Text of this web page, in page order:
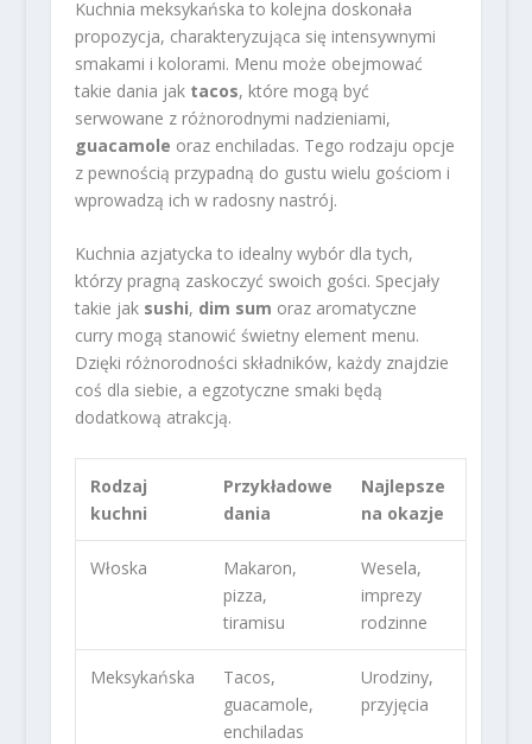
Kuchnia meksykańska to kolejna doskonała
propozycja, charakteryzująca się intensywnymi
smakami i kolorami. Menu może obejmować
takie dania jak tacos, które mogą być
serwowane z różnorodnymi nadzieniami,
guacamole oraz enchiladas. Tego rodzaju opcje
z pewnością przypadną do gustu wielu gościom i
wprowadzą ich w radosny nastrój.
Kuchnia azjatycka to idealny wybór dla tych,
którzy pragną zaskoczyć swoich gości. Specjały
takie jak sushi, dim sum oraz aromatyczne
curry mogą stanowić świetny element menu.
Dzięki różnorodności składników, każdy znajdzie
coś dla siebie, a egzotyczne smaki będą
dodatkową atrakcją.
Rodzaj
kuchni
Przykładowe
dania
Najlepsze
na okazje
Włoska
Makaron,
pizza,
tiramisu
Wesela,
imprezy
rodzinne
Meksykańska
Tacos,
guacamole,
enchiladas
Urodziny,
przyjęcia